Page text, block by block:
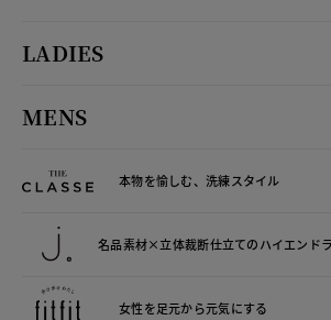
LADIES
MENS
本物を愉しむ、洗練スタイル
名品素材×立体裁断仕立てのハイエンド
女性を足元から元気にする